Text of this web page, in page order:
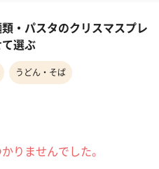
・パスタのクリスマスプレ
選ぶ
うどん・そば
りませんでした。